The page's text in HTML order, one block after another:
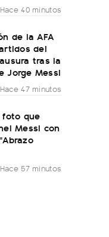
Hace 40 minutos
de la AFA
del
tras la
Jorge Messi
Hace 47 minutos
que
Messi con
Hace 57 minutos